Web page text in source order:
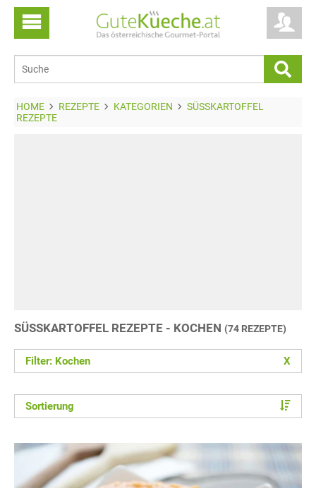
HOME REZEPTE KATEGORIEN
SÜSSKARTOFFEL R
EZEPTE
SÜSSKARTOFFEL REZEPTE - KOCHEN (74 REZEPTE)
Filter: Kochen X
Sortierung